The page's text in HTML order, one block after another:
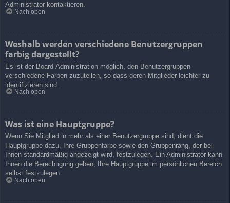
Administrator kontaktieren.
Nach oben
Weshalb werden verschiedene Benutzergruppen
farbig dargestellt?
Es ist der Board-Administration möglich, den Benutzergruppen
verschiedene Farben zuzuteilen, so dass deren Mitglieder leichter zu
identifizieren sind.
Nach oben
Was ist eine Hauptgruppe?
Wenn Sie Mitglied in mehr als einer Benutzergruppe sind, dient die
Hauptgruppe dazu, Ihre Gruppenfarbe sowie den Gruppenrang, der bei
Ihnen standardmäßig angezeigt wird, festzulegen. Ein Administrator kann
Ihnen die Berechtigung geben, Ihre Hauptgruppe im persönlichen Bereich
selbst festzulegen.
Nach oben